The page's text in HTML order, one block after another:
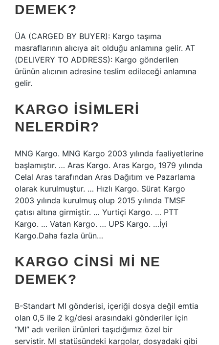
DEMEK?
ÜA (CARGED BY BUYER): Kargo taşıma
masraflarının alıcıya ait olduğu anlamına gelir. AT
(DELIVERY TO ADDRESS): Kargo gönderilen
ürünün alıcının adresine teslim edileceği anlamına
gelir.
KARGO ISIMLERI
NELERDIR?
MNG Kargo. MNG Kargo 2003 yılında faaliyetlerine
başlamıştır. … Aras Kargo. Aras Kargo, 1979 yılında
Celal Aras tarafından Aras Dağıtım ve Pazarlama
olarak kurulmuştur. … Hızlı Kargo. Sürat Kargo
2003 yılında kurulmuş olup 2015 yılında TMSF
çatısı altına girmiştir. … Yurtiçi Kargo. … PTT
Kargo. … Vatan Kargo. … UPS Kargo. …İyi
Kargo.Daha fazla ürün…
KARGO CINSI MI NE
DEMEK?
B-Standart MI gönderisi, içeriği dosya değil emtia
olan 0,5 ile 2 kg/desi arasındaki gönderiler için
“MI” adı verilen ürünleri taşıdığımız özel bir
servistir. MI statüsündeki kargolar, dosyadaki gibi